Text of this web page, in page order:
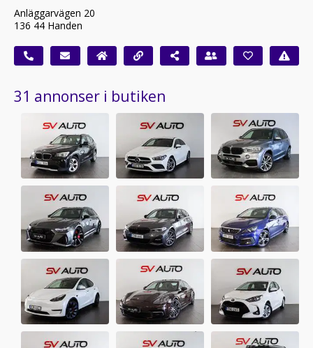
Anläggarvägen 20
136 44 Handen
31 annonser i butiken